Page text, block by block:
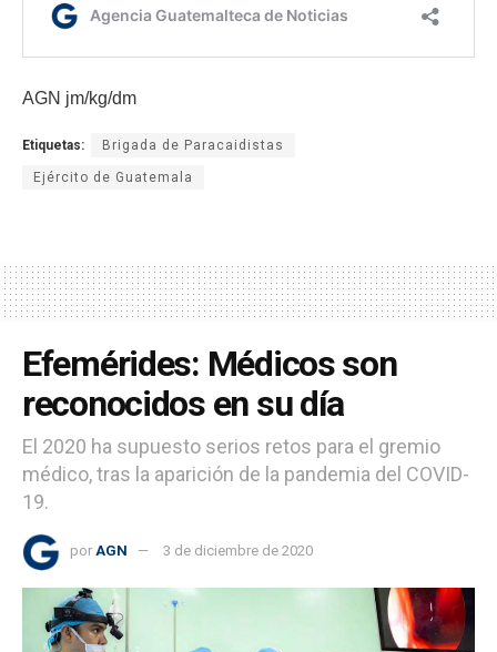
AGN jm/kg/dm
Etiquetas: Brigada de Paracaidistas
Ejército de Guatemala
Efemérides: Médicos son
reconocidos en su día
El 2020 ha supuesto serios retos para el gremio
médico, tras la aparición de la pandemia del COVID-
19.
por AGN 3 de diciembre de 2020